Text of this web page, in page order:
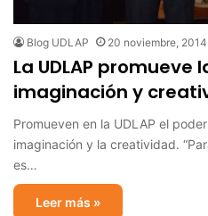
Blog UDLAP 20 noviembre, 2014
La UDLAP promueve
imaginación y
Promueven en la UDLAP el
imaginación y la creatividad.
es…
Leer más »